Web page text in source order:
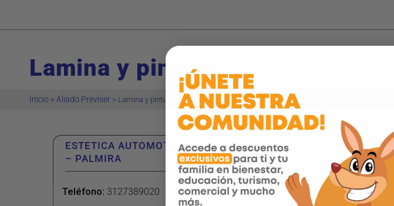
Lamina y pintura
Inicio > Aliado Previser > Lamina y pintura
ESTETICA AUTOMOTRIZ QNOVA
– PALMIRA
Teléfono: 3127389020